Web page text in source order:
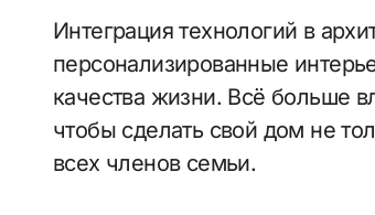
Интеграция технологий в
персонализированные
качества жизни. Всё больше
чтобы сделать свой дом не
всех членов семьи.